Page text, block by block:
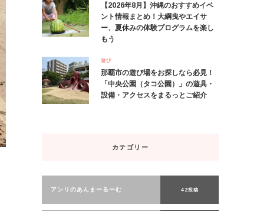
【2026年8月】沖縄のおすすめイベ
ント情報まとめ！大綱曳やエイサ
ー、夏休みの体験プログラムを楽し
もう
遊び
那覇市の遊び場をお探しなら必見！
「中央公園（タコ公園）」の遊具・
設備・アクセスをまるっとご紹介
カテゴリー
アンリのあんまーるーむ 42投稿